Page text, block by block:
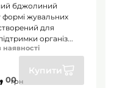
бджолиний
формі жувальних
для
організ...
00грн
Купити